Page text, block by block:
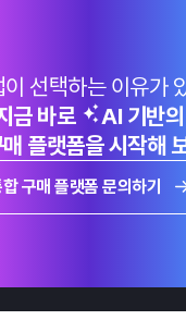
이 선택하는 이유가
금 바로
AI 기반의
플랫폼을 시작해
구매 플랫폼 문의하기